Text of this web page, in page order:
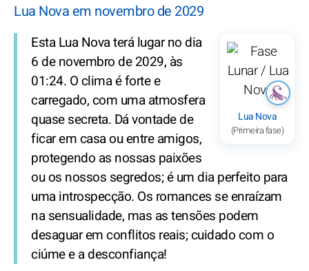
Lua Nova em novembro de 2029
Lua Nova
(Primeira fase)
Esta Lua Nova terá lugar no dia
6 de novembro de 2029, às
01:24. O clima é forte e
carregado, com uma atmosfera
quase secreta. Dá vontade de
ficar em casa ou entre amigos,
protegendo as nossas paixões
ou os nossos segredos; é um dia perfeito para
uma introspecção. Os romances se enraízam
na sensualidade, mas as tensões podem
desaguar em conflitos reais; cuidado com o
ciúme e a desconfiança!